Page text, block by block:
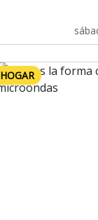
HOGAR